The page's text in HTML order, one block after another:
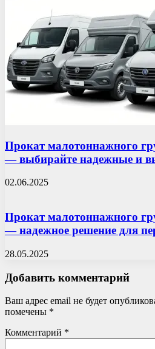
Прокат малотоннажного
— выбирайте надежные и
02.06.2025
Прокат малотоннажного
— надежное решение для
28.05.2025
Добавить комментарий
Ваш адрес email не будет
помечены *
Комментарий *